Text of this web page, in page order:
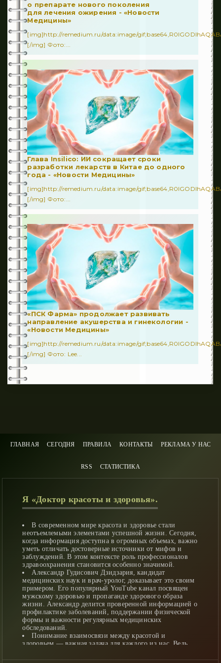
о препарате нового поколения
для лечения ожирения - «Новости
Медицины»
[img]http://remedium.ru/dаta:image/
[/img] Фото:...
Глава Insilico: ИИ сокращает сроки
разработки лекарств в Китае до одного
года - «Новости Медицины»
[img]http://remedium.ru/dаta:image/
[/img] Фото:...
«ПСК Фарма» продолжает развивать
направление акушерства и гинекологии -
«Новости Медицины»
[img]http://remedium.ru/dаta:image/
[/img] Фото: Lee...
ГЛАВНАЯ СЕГОДНЯ ПРАВИЛА КОНТАКТЫ РЕКЛАМА У НАС
RSS СТАТИСТИКА
Я «Доктор красоты и здоровья».
В современном мире красота и здоровье стали
неотъемлемыми элементами успешной жизни. Сегодня,
когда информация доступна в огромных объемах, важно
уметь отличать достоверные источники от мифов и
заблуждений. В этом контексте роль профессионалов
здравоохранения становится особенно значимой.
Александр Гудисович Дзидзария, кандидат
медицинских наук и врач-уролог, доказывает это своим
примером. Его популярный YouTube канал посвящен
мужскому здоровью и пропаганде здорового образа
жизни. Александр делится проверенной информацией о
профилактике заболеваний, поддержании физической
формы и важности регулярных медицинских
обследований.
Понимание взаимосвязи между красотой и
здоровьем — важная задача для каждого из нас. Ведь
теле и разуме. Образованные специалисты, такие как